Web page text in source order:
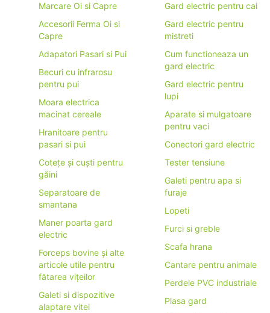
Marcare Oi si Capre
Accesorii Ferma Oi si
Capre
Adapatori Pasari si Pui
Becuri cu infrarosu
pentru pui
Moara electrica
macinat cereale
Hranitoare pentru
pasari si pui
Cotețe și cuști pentru
găini
Separatoare de
smantana
Maner poarta gard
electric
Forceps bovine și alte
articole utile pentru
fătarea vițeilor
Galeti si dispozitive
alaptare vitei
Gard electric pentru cai
Gard electric pentru
mistreti
Cum functioneaza un
gard electric
Gard electric pentru
lupi
Aparate si mulgatoare
pentru vaci
Conectori gard electric
Tester tensiune
Galeti pentru apa si
furaje
Lopeti
Furci si greble
Scafa hrana
Cantare pentru animale
Perdele PVC industriale
Plasa gard